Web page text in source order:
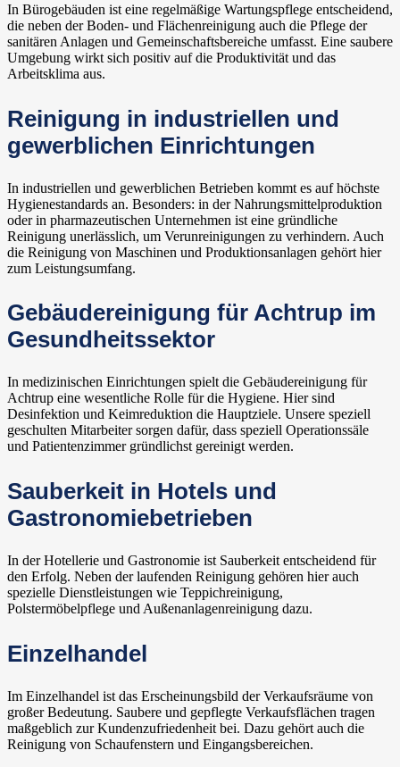
In Bürogebäuden ist eine regelmäßige Wartungspflege entscheidend,
die neben der Boden- und Flächenreinigung auch die Pflege der
sanitären Anlagen und Gemeinschaftsbereiche umfasst. Eine saubere
Umgebung wirkt sich positiv auf die Produktivität und das
Arbeitsklima aus.
Reinigung in industriellen und
gewerblichen Einrichtungen
In industriellen und gewerblichen Betrieben kommt es auf höchste
Hygienestandards an. Besonders: in der Nahrungsmittelproduktion
oder in pharmazeutischen Unternehmen ist eine gründliche
Reinigung unerlässlich, um Verunreinigungen zu verhindern. Auch
die Reinigung von Maschinen und Produktionsanlagen gehört hier
zum Leistungsumfang.
Gebäudereinigung für Achtrup im
Gesundheitssektor
In medizinischen Einrichtungen spielt die Gebäudereinigung für
Achtrup eine wesentliche Rolle für die Hygiene. Hier sind
Desinfektion und Keimreduktion die Hauptziele. Unsere speziell
geschulten Mitarbeiter sorgen dafür, dass speziell Operationssäle
und Patientenzimmer gründlichst gereinigt werden.
Sauberkeit in Hotels und
Gastronomiebetrieben
In der Hotellerie und Gastronomie ist Sauberkeit entscheidend für
den Erfolg. Neben der laufenden Reinigung gehören hier auch
spezielle Dienstleistungen wie Teppichreinigung,
Polstermöbelpflege und Außenanlagenreinigung dazu.
Einzelhandel
Im Einzelhandel ist das Erscheinungsbild der Verkaufsräume von
großer Bedeutung. Saubere und gepflegte Verkaufsflächen tragen
maßgeblich zur Kundenzufriedenheit bei. Dazu gehört auch die
Reinigung von Schaufenstern und Eingangsbereichen.